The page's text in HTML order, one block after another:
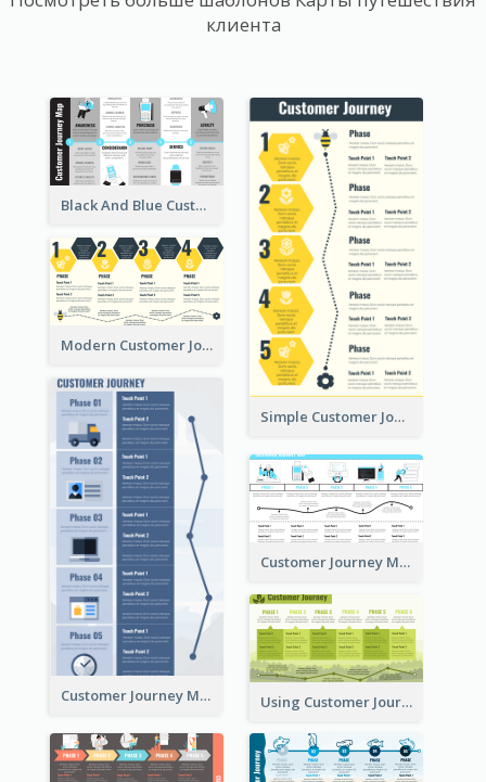
клиента
Black And Blue Customer Journey Mapping (CJM)
Simple Customer Journey Mapping Template
Modern Customer Journey Map
Customer Journey Map for Presentation
Customer Journey Mapping with Illustrations
Using Customer Journey Map for CX Design